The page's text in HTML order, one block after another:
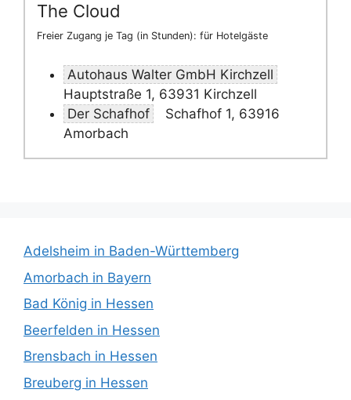
The Cloud
Freier Zugang je Tag (in Stunden): für Hotelgäste
Autohaus Walter GmbH Kirchzell
Hauptstraße 1, 63931 Kirchzell
Der Schafhof
Schafhof 1, 63916
Amorbach
Adelsheim in Baden-Württemberg
Amorbach in Bayern
Bad König in Hessen
Beerfelden in Hessen
Brensbach in Hessen
Breuberg in Hessen